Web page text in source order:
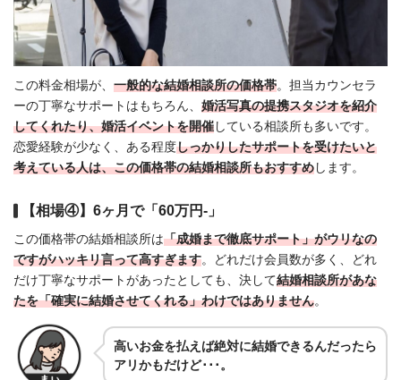
この料金相場が、 一般的な結婚相談所の価格帯。担当カウンセラ
ーの丁寧なサポートはもちろん、 婚活写真の提携スタジオを紹介
してくれたり、婚活イベントを開催している相談所も多いです。
恋愛経験が少なく、ある程度しっかりしたサポートを受けたいと
考えている人は、この価格帯の結婚相談所もおすすめします。
【相場④】6ヶ月で「60万円-」
この価格帯の結婚相談所は「成婚まで徹底サポート」がウリなの
ですがハッキリ言って高すぎます。どれだけ会員数が多く、どれ
だけ丁寧なサポートがあったとしても、決して結婚相談所があな
たを「確実に結婚させてくれる」わけではありません。
高いお金を払えば絶対に結婚できるんだったら
アリかもだけど･･･。